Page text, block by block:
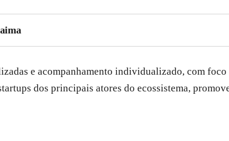
e acompanhamento individualizado, com
dos principais atores do ecossistema,